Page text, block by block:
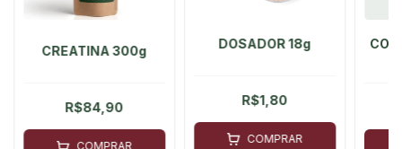
CREATINA 300g
R$84,90
COMPRAR
DOSADOR 18g
R$1,80
COMPRAR